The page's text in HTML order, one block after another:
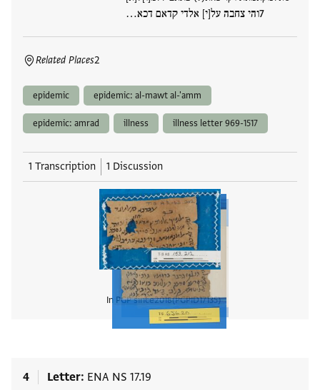
והי צחבה על[י] אלדי קדאם דכא…
Related Places2
epidemic epidemic: al-mawt al-'amm
epidemic: amrad illness illness letter 969-1517
1 Transcription 1 Discussion
In PGP since2018 PGPID17135
4 Letter ENA NS 17.19